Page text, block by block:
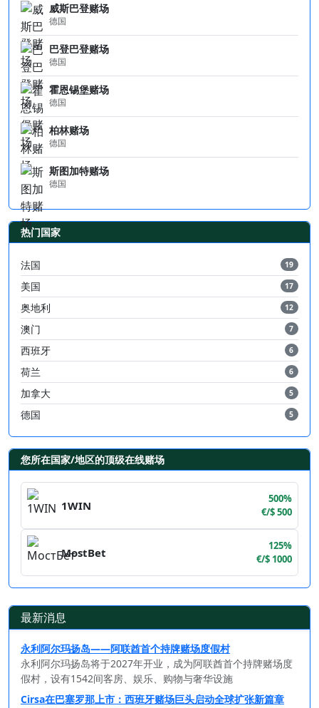
威斯巴登赌场
德国
巴登巴登赌场
德国
霍恩锡堡赌场
德国
柏林赌场
德国
斯图加特赌场
德国
热门国家
法国 19
美国 17
奥地利 12
澳门 7
西班牙 6
荷兰 6
加拿大 5
德国 5
您所在国家/地区的顶级在线赌场
1WIN
500%
€/$ 500
MostBet
125%
€/$ 1000
最新消息
永利阿尔玛扬岛——阿联酋首个持牌赌场度假村
永利阿尔玛扬岛将于2027年开业，成为阿联酋首个持牌赌场度
假村，设有1542间客房、娱乐、购物与奢华设施
Cirsa在巴塞罗那上市：西班牙赌场巨头启动全球扩张新篇章